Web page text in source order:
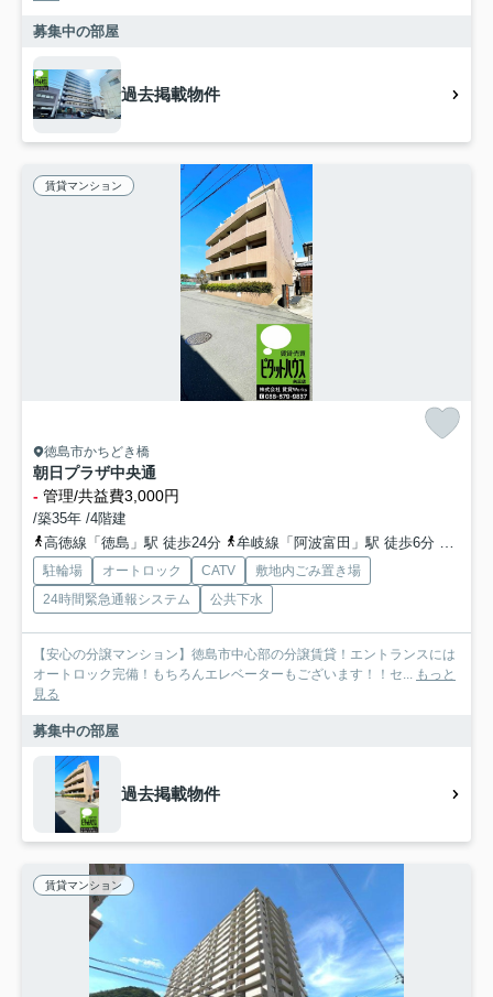
募集中の部屋
過去掲載物件
賃貸マンション
徳島市かちどき橋
朝日プラザ中央通
- 管理/共益費3,000円
/築35年 /4階建
高徳線「徳島」駅 徒歩24分
牟岐線「阿波富田」駅 徒歩6分
駐輪場 オートロック CATV
敷地内ごみ置き場
24時間緊急通報システム
公共下水
【安心の分譲マンション】徳島市中心部の分譲賃貸！エントランスには
オートロック完備！もちろんエレベーターもございます！！セ...
もっと
見る
募集中の部屋
過去掲載物件
賃貸マンション